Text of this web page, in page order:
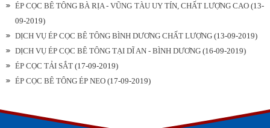
ÉP CỌC BÊ TÔNG BÀ RỊA - VŨNG TÀU UY TÍN, CHẤT LƯỢNG CAO(13-
09-2019)
DỊCH VỤ ÉP CỌC BÊ TÔNG BÌNH DƯƠNG CHẤT LƯỢNG (13-09-2019)
DỊCH VỤ ÉP CỌC BÊ TÔNG TẠI DĨ AN - BÌNH DƯƠNG (16-09-2019)
ÉP CỌC TẢI SẮT (17-09-2019)
ÉP CỌC BÊ TÔNG ÉP NEO (17-09-2019)